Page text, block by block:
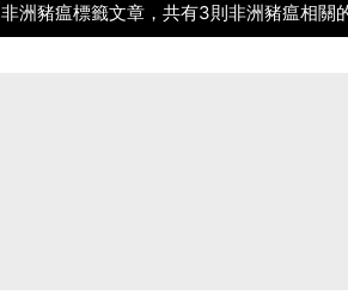
非洲豬瘟標籤文章，共有3則非洲豬瘟相關